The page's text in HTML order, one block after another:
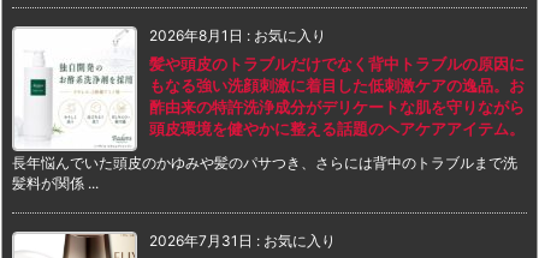
2026年8月1日 : お気に入り
髪や頭皮のトラブルだけでなく背中トラブルの原因に
もなる強い洗顔刺激に着目した低刺激ケアの逸品。お
酢由来の特許洗浄成分がデリケートな肌を守りながら
頭皮環境を健やかに整える話題のヘアケアアイテム。
長年悩んでいた頭皮のかゆみや髪のパサつき、さらには背中のトラブルまで洗
髪料が関係 ...
2026年7月31日 : お気に入り